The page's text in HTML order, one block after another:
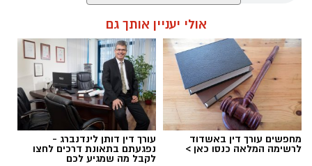
תגים:אשדוד, נמל אשדוד
אולי יעניין אותך גם
מחפשים עורך דין באשדוד
לרשימה המלאה כנסו כאן >
עורך דין דותן לינדנברג -
נפגעתם בתאונת דרכים לחצו
לקבל מה שמגיע לכם